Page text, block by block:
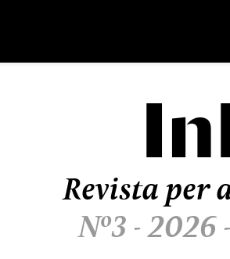
Revista per
Nº3 - 2026